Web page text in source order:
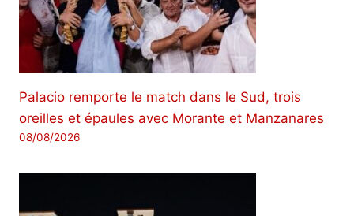
Palacio remporte le match dans le Sud, trois
oreilles et épaules avec Morante et Manzanares
08/08/2026